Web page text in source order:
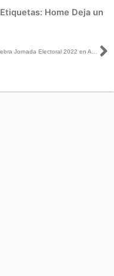
Etiquetas: Home Deja un